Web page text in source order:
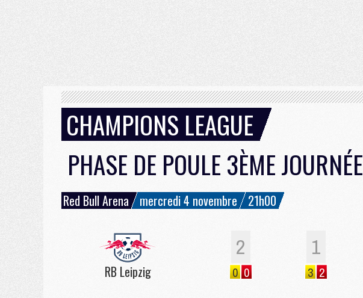
CHAMPIONS LEAGUE
PHASE DE POULE 3ÈME JOURNÉE
Red Bull Arena mercredi 4 novembre 21h00
RB Leipzig
2 1
0 0 3 2